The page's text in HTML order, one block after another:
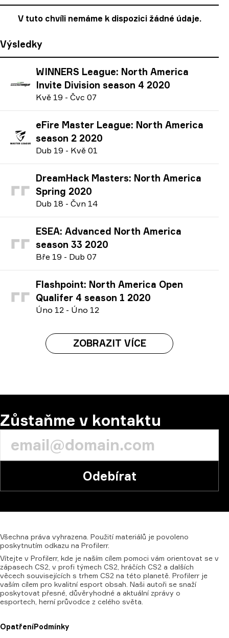
V tuto chvíli nemáme k dispozici žádné údaje.
Výsledky
WINNERS League: North America
Invite Division season 4 2020
Kvě 19 - Čvc 07
eFire Master League: North America
season 2 2020
Dub 19 - Kvě 01
DreamHack Masters: North America
Spring 2020
Dub 18 - Čvn 14
ESEA: Advanced North America
season 33 2020
Bře 19 - Dub 07
Flashpoint: North America Open
Qualifer 4 season 1 2020
Úno 12 - Úno 12
ZOBRAZIT VÍCE
Zůstaňme v kontaktu
Odebírat
Všechna práva vyhrazena. Použití materiálů je povoleno
poskytnutím odkazu na Profilerr.
Vítejte v Profilerr, kde je naším cílem pomoci vám orientovat se v
zápasech CS2, v profi týmech CS2, hráčích CS2 a dalších
věcech souvisejících s trhem CS2 na této planetě. Profilerr je
vaším cílem pro kvalitní esport obsah. Naši autoři se snaží
poskytovat přesné, důvěryhodné a aktuální zprávy o
esportech, herní průvodce z celého světa.
OpatřeníPodmínky